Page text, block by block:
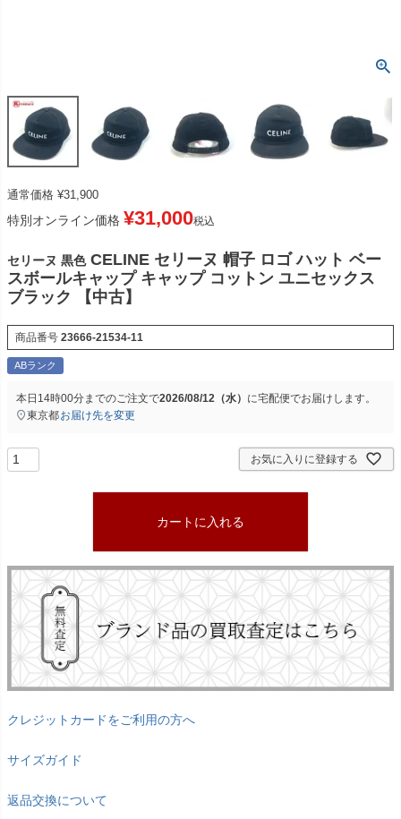
通常価格 ¥31,900
特別オンライン価格 ¥31,000税込
セリーヌ 黒色 CELINE セリーヌ 帽子 ロゴ ハット ベー
スボールキャップ キャップ コットン ユニセックス
ブラック 【中古】
商品番号 23666-21534-11
ABランク
本日 14時00分までのご注文で2026/08/12（水） に宅配便でお届けします。
東京都お届け先を変更
お気に入りに登録する
カートに入れる
クレジットカードをご利用の方へ
サイズガイド
返品交換について